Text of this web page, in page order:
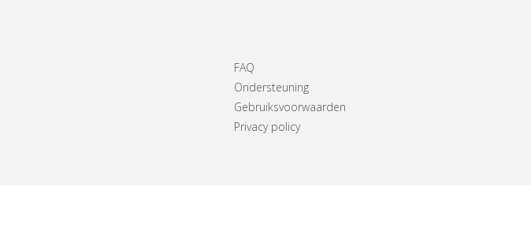
FAQ
Ondersteuning
Gebruiksvoorwaarden
Privacy policy